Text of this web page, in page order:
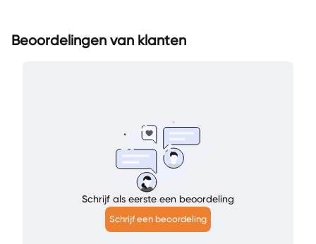
Beoordelingen van klanten
Schrijf als eerste een beoordeling
Schrijf een beoordeling